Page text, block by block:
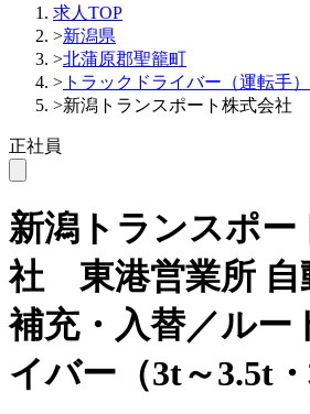
求人TOP
>新潟県
>北蒲原郡聖籠町
> トラックドライバー（運転手）
>新潟トランスポート株式会社
正社員
新潟トランスポー
社 東港営業所
補充・入替／ルー
イバー（3t～3.5t・